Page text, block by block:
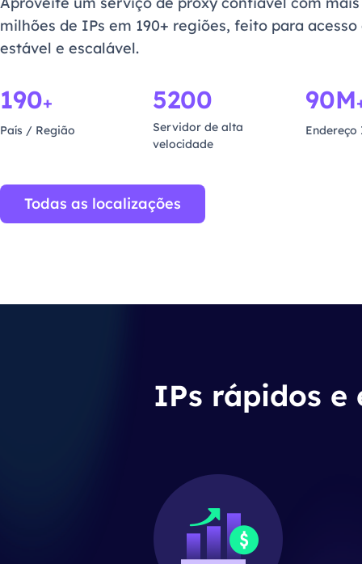
milhões de IPs em 190+ regiões, feito para acesso
estável e escalável.
190+
País / Região
5200
Servidor de alta
velocidade
90M
Todas as localizações
IPs rápidos e